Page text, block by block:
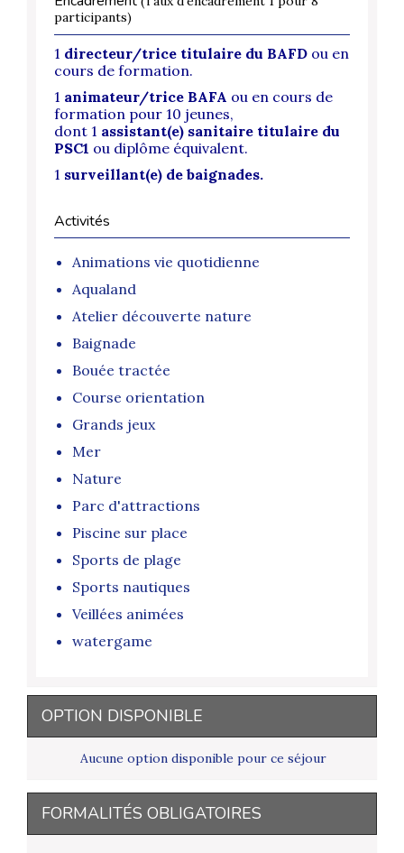
participants)
1 directeur/trice titulaire du BAFD ou en
cours de formation.
1 animateur/trice BAFA ou en cours de
formation pour 10 jeunes,
dont 1 assistant(e) sanitaire titulaire du
PSC1 ou diplôme équivalent.
1 surveillant(e) de baignades.
Activités
Animations vie quotidienne
Aqualand
Atelier découverte nature
Baignade
Bouée tractée
Course orientation
Grands jeux
Mer
Nature
Parc d'attractions
Piscine sur place
Sports de plage
Sports nautiques
Veillées animées
watergame
OPTION DISPONIBLE
Aucune option disponible pour ce séjour
FORMALITÉS OBLIGATOIRES